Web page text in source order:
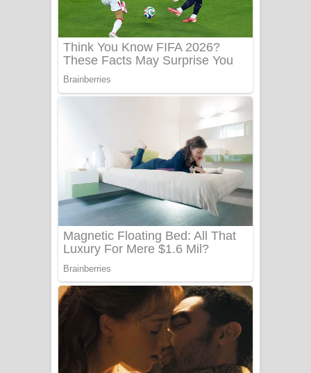
ගීතයේ පද පෙළ
Katakara Song Lyrics - කටකාර ගීතයේ
පද පෙළ
යායේ දිලෙනා ගීතයේ පද පෙළ
Ow Man Sosa Song Lyrics - ඔව් මං
සෝසා ගීතයේ පද පෙළ
Heavy Weight Song Lyrics
Aye Lanweela Song Lyrics - ආයේ
ලංවීලා ගීතයේ පද පෙළ
Ala purannata Song Lyrics - ආල
පුරන්නට ගීතයේ පද පෙළ
FEVER DREAM Lyrics - Alex Warren